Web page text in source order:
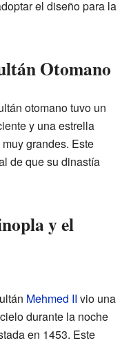
el diseño para la
Otomano
otomano tuvo un
y una estrella
grandes. Este
de que su dinastía
y el
Mehmed II vio una
durante la noche
en 1453. Este